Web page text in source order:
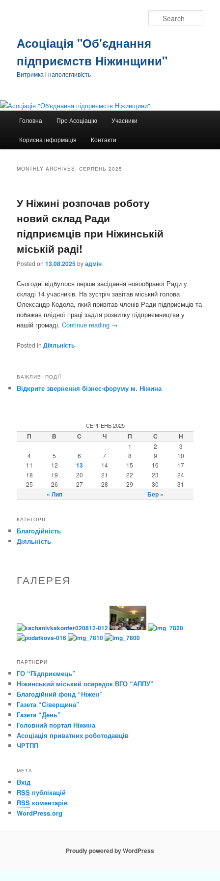
Асоціація "Об'єднання
підприємств Ніжинщини"
Витримка і наполегливість
Skip
to
Skip
to
Головна Про Асоціацію Учасники
Корисна інформація Контакти
MONTHLY ARCHIVES:СЕРПЕНЬ 2025
У Ніжині розпочав роботу
новий склад Ради
підприємців при Ніжинській
міській раді!
Posted on13.08.2025byадмін
Сьогодні відбулося перше засідання новообраної Ради у
складі 14 учасників. На зустріч завітав міський голова
Олександр Кодола, який привітав членів Ради підприємців та
побажав плідної праці задля розвитку підприємництва у
нашій громаді.Continue reading →
Posted in Діяльність
ВАЖЛИВІ ПОДІЇ
Відкрите звернення бізнес-форуму м. Ніжина
СЕРПЕНЬ 2025
П В С Ч П С Н
« Лип Бер »
1 2
3
4
5 6 7 8 9
10
11
12 13 14 15 16
17
18
19 20 21 22 23
24
25
26 27 28 29 30 31
КАТЕГОРІЇ
Благодійність
Діяльність
ГАЛЕРЕЯ
ПАРТНЕРИ
ГО “Підприємець”
Ніжинський міський осередок ВГО “АППУ”
Благодійний фонд “Ніжен”
Газета “Сіверщина”
Газета “День”
Головний портал Ніжина
Асоціація приватних роботодавців
ЧРТПП
МЕТА
Вхід
RSS публікацій
RSS коментарів
WordPress.org
Proudly powered by WordPress